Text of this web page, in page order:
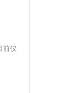
前仅